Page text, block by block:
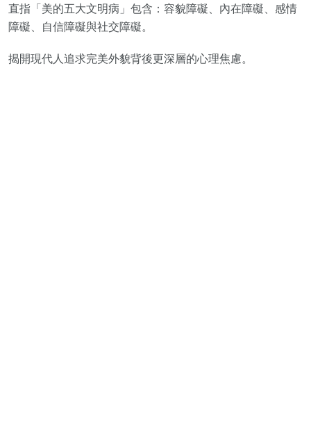
直指「美的五大文明病」包含：容貌障礙、內在障礙、感情
障礙、自信障礙與社交障礙。
揭開現代人追求完美外貌背後更深層的心理焦慮。